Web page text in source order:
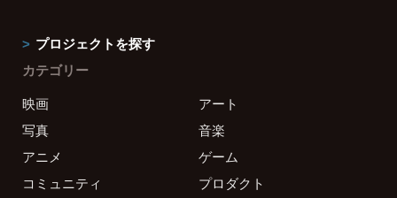
プロジェクトを探す
カテゴリー
映画
アート
写真
音楽
アニメ
ゲーム
コミュニティ
プロダクト